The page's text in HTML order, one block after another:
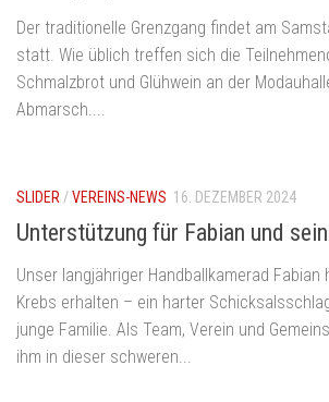
Der traditionelle Grenzgang findet am
statt. Wie üblich treffen sich die
Schmalzbrot und Glühwein an der
Abmarsch....
SLIDER /VEREINS-NEWS 16. DEZEMBER 2024
Unterstützung für Fabian und
Unser langjähriger Handballkamerad Fabian
Krebs erhalten – ein harter
junge Familie. Als Team, Verein und
ihm in dieser schweren...